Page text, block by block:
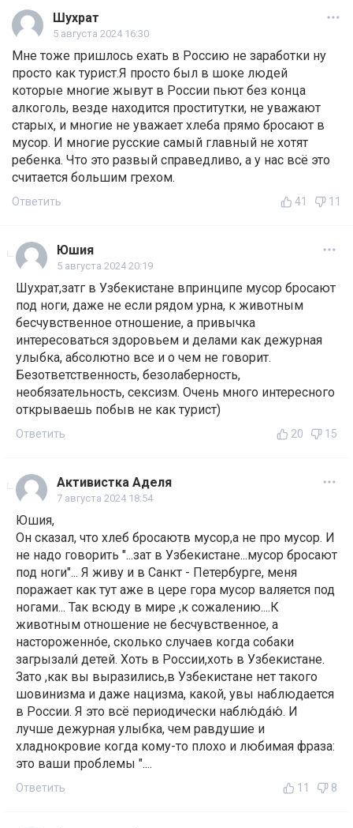
Шухрат
5 августа 2024 16:30
Мне тоже пришлось ехать в Россию не заработки ну
просто как турист.Я просто был в шоке людей
которые многие жывут в России пьют без конца
алкоголь, везде находится проститутки, не уважают
старых, и многие не уважает хлеба прямо бросают в
мусор. И многие русские самый главный не хотят
ребенка. Что это развый справедливо, а у нас всё это
считается большим грехом.
Ответить 41 11
Юшия
5 августа 2024 20:19
Шухрат,затг в Узбекистане впринципе мусор бросают
под ноги, даже не если рядом урна, к животным
бесчувственное отношение, а привычка
интересоваться здоровьем и делами как дежурная
улыбка, абсолютно все и о чем не говорит.
Безответственность, безолаберность,
необязательность, сексизм. Очень много интересного
открываешь побыв не как турист)
Ответить 20 15
Активистка Аделя
7 августа 2024 18:54
Юшия,
Он сказал, что хлеб бросаютв мусор,а не про мусор. И
не надо говорить "...зат в Узбекистане...мусор бросают
под ноги"... Я живу и в Санкт - Петербурге, меня
поражает как тут аже в цере гора мусор валяется под
ногами... Так всюду в мире ,к сожалению....К
животным отношение не бесчувственное, а
настороженно́е, сколько случаев когда собаки
загрызали́ детей. Хоть в России,хоть в Узбекистане.
Зато ,как вы выразились,в Узбекистане нет такого
шовинизма и даже нацизма, какой, увы наблюдается
в России. Я это всё периодически наблю́да́ю́. И
лучше дежурная улыбка, чем равдушие и
хладнокровие когда кому-то плохо и любимая фраза:
это ваши проблемы "....
Ответить 11 8